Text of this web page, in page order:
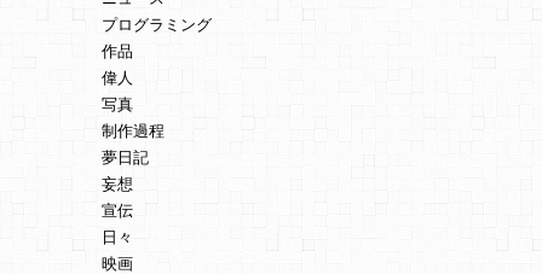
プログラミング
作品
偉人
写真
制作過程
夢日記
妄想
宣伝
日々
映画